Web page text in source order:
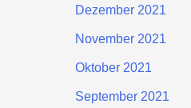
Dezember 2021
November 2021
Oktober 2021
September 2021